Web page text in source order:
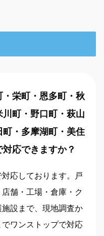
栄町・恩多町・秋
町・野口町・萩山
町・多摩湖町・美住
応できますか？
応しております。戸
舗・工場・倉庫・ク
設まで、現地調査か
ワンストップで対応